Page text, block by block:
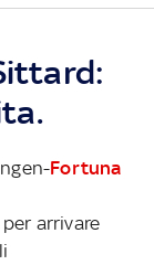
Fortuna
arrivare